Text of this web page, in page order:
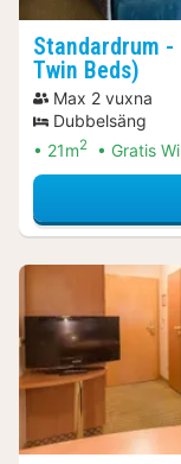
Standardrum
Twin Beds)
Max 2 vuxna
Dubbelsäng
21m2 Gratis